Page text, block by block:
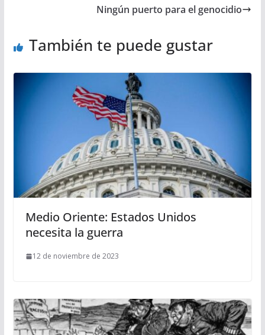
Ningún puerto para el genocidio
También te puede gustar
Medio Oriente: Estados Unidos
necesita la guerra
12 de noviembre de 2023